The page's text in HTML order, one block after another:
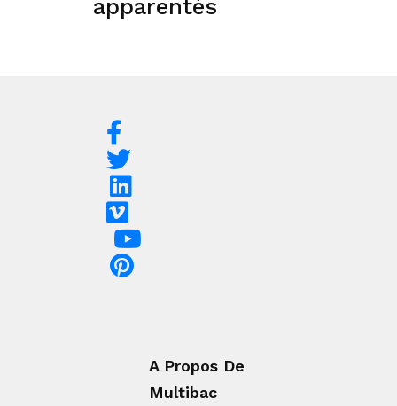
apparentés
A Propos De
Multibac